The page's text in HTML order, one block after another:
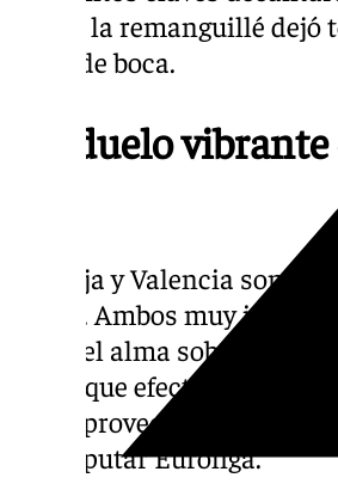
Díaz a la remanguillé dejó
pedir de boca.
Un duelo
Unicaja y Valencia son
rabiar. Ambos muy
dejan el alma sobre el
la par que efectivo,
ACB aprovechando ese
no disputar Euroliga.